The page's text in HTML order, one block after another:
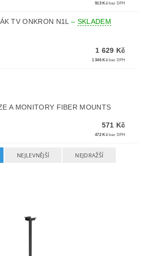
913 Kč bez DPH
TV ONKRON N1L – SKLADEM
1 629 Kč
1 346 Kč bez DPH
A MONITORY FIBER MOUNTS
571 Kč
472 Kč bez DPH
NEJLEVNĚJŠÍ NEJDRAŽŠÍ